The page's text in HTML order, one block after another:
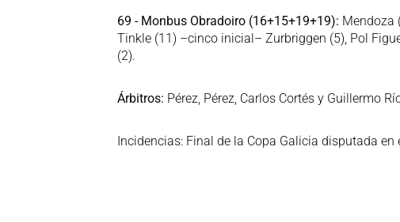
69 - Monbus Obradoiro (16+15+19+19): Mendoza
Tinkle (11) –cinco inicial– Zurbriggen (5), Pol
(2).
Árbitros: Pérez, Pérez, Carlos Cortés y Guillermo
Incidencias: Final de la Copa Galicia disputada en